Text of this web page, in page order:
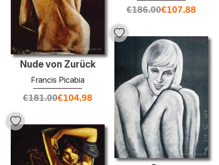
€186.00€107.88
Nude von Zurück
Francis Picabia
€181.00€104.98